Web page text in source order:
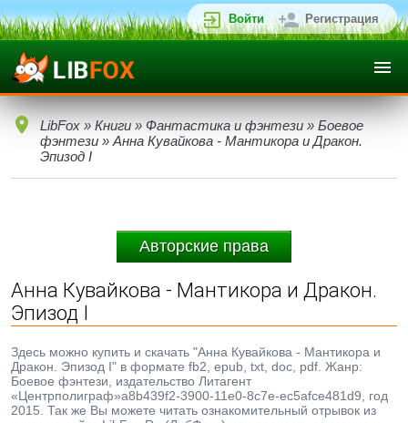
Войти Регистрация
LibFox » Книги » Фантастика и фэнтези » Боевое
фэнтези » Анна Кувайкова - Мантикора и Дракон.
Эпизод I
Авторские права
Анна Кувайкова - Мантикора и Дракон.
Эпизод I
Здесь можно купить и скачать "Анна Кувайкова - Мантикора и
Дракон. Эпизод I" в формате fb2, epub, txt, doc, pdf. Жанр:
Боевое фэнтези, издательство Литагент
«Центрполиграф»a8b439f2-3900-11e0-8c7e-ec5afce481d9, год
2015. Так же Вы можете читать ознакомительный отрывок из